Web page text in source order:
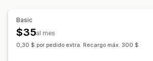
ROAS
Seguimiento de compra
Seguimiento de UTM
Carrito abandonado
Operaciones financieras
Múltiples tiendas
Múltiples monedas
Basic
$35al mes
0,30 $ por pedido extra. Recargo máx. 300 $